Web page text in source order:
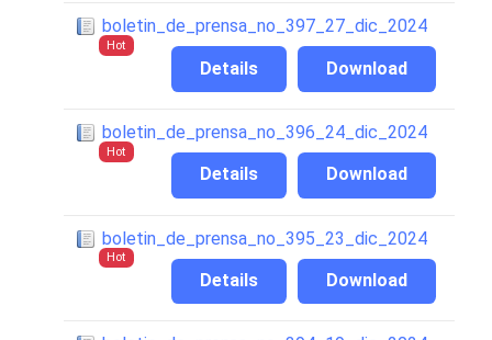
boletin_de_prensa_no_397_27_dic_2024
Hot
Download
Details
boletin_de_prensa_no_396_24_dic_2024
Hot
Download
Details
boletin_de_prensa_no_395_23_dic_2024
Hot
Download
Details